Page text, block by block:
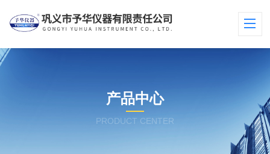
产品中心
PRODUCT CENTER